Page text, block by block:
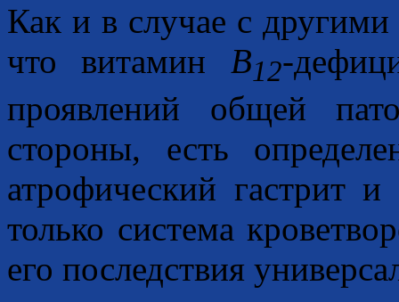
Как и в случае с
что витамин В12-
проявлений общей
стороны, есть
атрофический гастрит
только система
его последствия